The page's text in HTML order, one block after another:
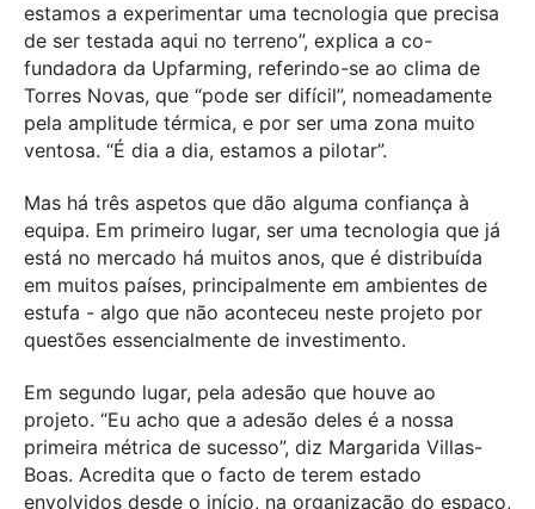
estamos a experimentar uma tecnologia que precisa
de ser testada aqui no terreno”, explica a co-
fundadora da Upfarming, referindo-se ao clima de
Torres Novas, que “pode ser difícil”, nomeadamente
pela amplitude térmica, e por ser uma zona muito
ventosa. “É dia a dia, estamos a pilotar”.
Mas há três aspetos que dão alguma confiança à
equipa. Em primeiro lugar, ser uma tecnologia que já
está no mercado há muitos anos, que é distribuída
em muitos países, principalmente em ambientes de
estufa - algo que não aconteceu neste projeto por
questões essencialmente de investimento.
Em segundo lugar, pela adesão que houve ao
projeto. “Eu acho que a adesão deles é a nossa
primeira métrica de sucesso”, diz Margarida Villas-
Boas. Acredita que o facto de terem estado
envolvidos desde o início, na organização do espaço,